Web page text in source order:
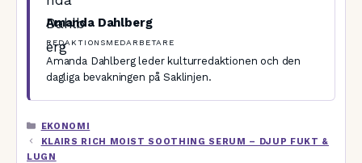
Amanda Dahlberg
REDAKTIONSMEDARBETARE
Amanda Dahlberg leder kulturredaktionen och den
dagliga bevakningen på Saklinjen.
KATEGORIER
EKONOMI
KLAIRS RICH MOIST SOOTHING SERUM – DJUP FUKT &
LUGN